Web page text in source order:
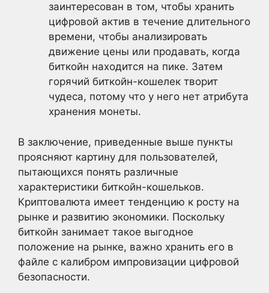
заинтересован в том, чтобы хранить
цифровой актив в течение длительного
времени, чтобы анализировать
движение цены или продавать, когда
биткойн находится на пике. Затем
горячий биткойн-кошелек творит
чудеса, потому что у него нет атрибута
хранения монеты.
В заключение, приведенные выше пункты
проясняют картину для пользователей,
пытающихся понять различные
характеристики биткойн-кошельков.
Криптовалюта имеет тенденцию к росту на
рынке и развитию экономики. Поскольку
биткойн занимает такое выгодное
положение на рынке, важно хранить его в
файле с калибром импровизации цифровой
безопасности.